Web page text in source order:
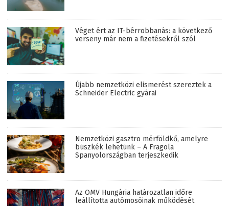
Véget ért az IT-bérrobbanás: a következő
verseny már nem a fizetésekről szól
Újabb nemzetközi elismerést szereztek a
Schneider Electric gyárai
Nemzetközi gasztro mérföldkő, amelyre
büszkék lehetünk – A Fragola
Spanyolországban terjeszkedik
Az OMV Hungária határozatlan időre
leállította autómosóinak működését